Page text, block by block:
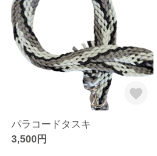
パラコードタスキ
3,500円